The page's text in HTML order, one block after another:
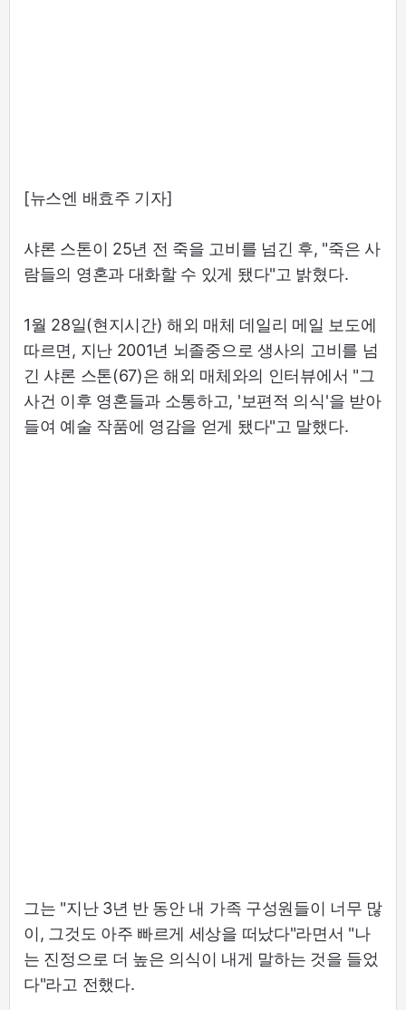
[뉴스엔 배효주 기자]
샤론 스톤이 25년 전 죽을 고비를 넘긴 후, "죽은 사
람들의 영혼과 대화할 수 있게 됐다"고 밝혔다.
1월 28일(현지시간) 해외 매체 데일리 메일 보도에
따르면, 지난 2001년 뇌졸중으로 생사의 고비를 넘
긴 샤론 스톤(67)은 해외 매체와의 인터뷰에서 "그
사건 이후 영혼들과 소통하고, '보편적 의식'을 받아
들여 예술 작품에 영감을 얻게 됐다"고 말했다.
그는 "지난 3년 반 동안 내 가족 구성원들이 너무 많
이, 그것도 아주 빠르게 세상을 떠났다"라면서 "나
는 진정으로 더 높은 의식이 내게 말하는 것을 들었
다"라고 전했다.